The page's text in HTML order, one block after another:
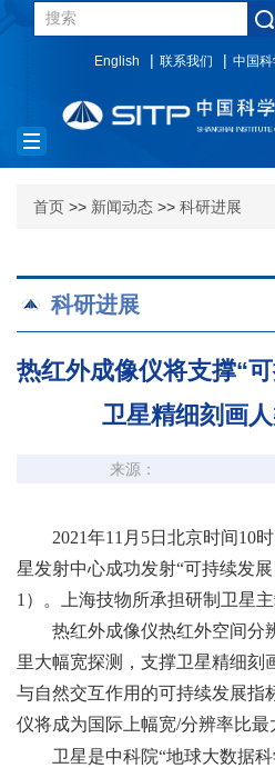
English 联系我们 中国
Toggle
navigation
首页 >> 新闻动态 >> 科研进展
科研进展
热红外成像仪将支撑“
卫星精细刻画
来源：
2021年11 月 5日北京时间10时
星发射中心成功发射“可持续发
1 ）。上海技物所承担研制卫星
热红外成像仪热红外空间分
里大幅宽探测，支撑卫星精细刻
与自然交互作用的可持续发展指
仪将成为国际上幅宽/分辨率比最
卫星是中科院“地球大数据